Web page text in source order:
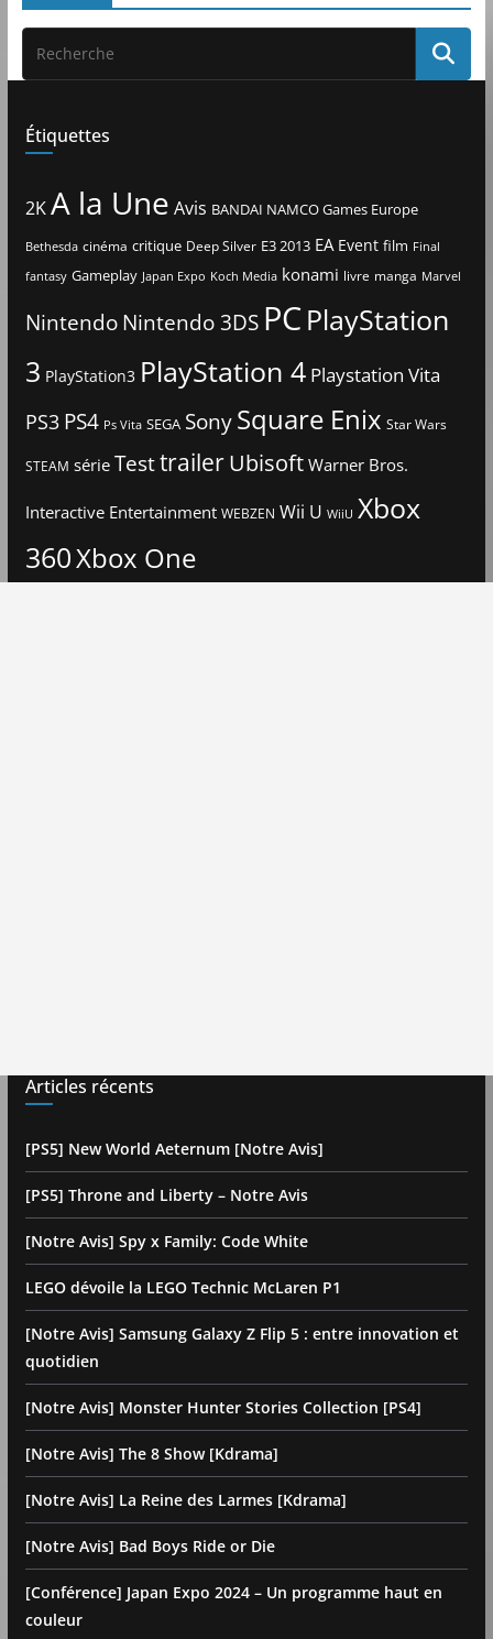
Étiquettes
2KA la Une Avis BANDAI NAMCO Games Europe
Bethesda cinéma critique Deep Silver E3 2013 EA Event film Final
fantasy Gameplay Japan Expo Koch Media konami livre manga Marvel
Nintendo Nintendo 3DS PCPlayStation
3 PlayStation3 PlayStation 4 Playstation Vita
PS3 PS4 Ps Vita SEGA Sony Square Enix Star Wars
STEAM série TesttrailerUbisoftWarner Bros.
Interactive Entertainment WEBZEN Wii U WiiU Xbox
360Xbox One
Articles récents
[PS5] New World Aeternum [Notre Avis]
[PS5] Throne and Liberty – Notre Avis
[Notre Avis] Spy x Family: Code White
LEGO dévoile la LEGO Technic McLaren P1
[Notre Avis] Samsung Galaxy Z Flip 5 : entre innovation et
quotidien
[Notre Avis] Monster Hunter Stories Collection [PS4]
[Notre Avis] The 8 Show [Kdrama]
[Notre Avis] La Reine des Larmes [Kdrama]
[Notre Avis] Bad Boys Ride or Die
[Conférence] Japan Expo 2024 – Un programme haut en
couleur